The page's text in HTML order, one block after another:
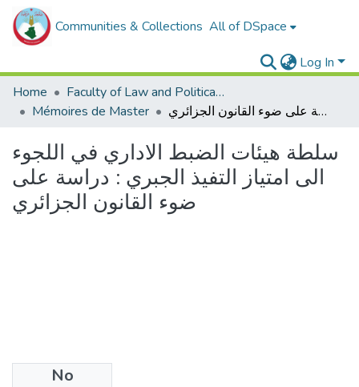
Communities & Collections All of DSpace
Log In
Home
Faculty of Law and Political Sciences _
Mémoires de Master
سلطة هيئات الضبط الاداري في اللجوء الى امتياز التفيذ الجبري : دراسة على ضوء القانون الجزائري
سلطة هيئات الضبط الاداري في اللجوء
الى امتياز التفيذ الجبري : دراسة على
ضوء القانون الجزائري
No